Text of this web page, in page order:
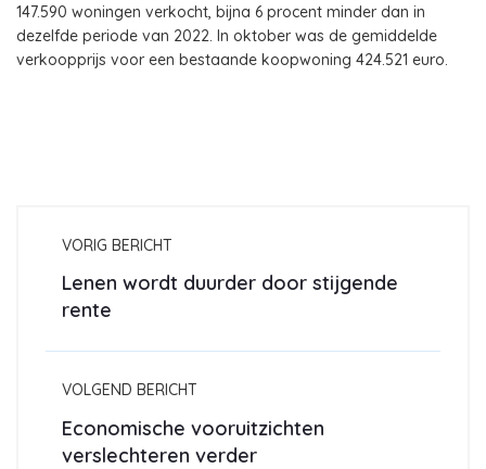
147.590 woningen verkocht, bijna 6 procent minder dan in
dezelfde periode van 2022. In oktober was de gemiddelde
verkoopprijs voor een bestaande koopwoning 424.521 euro.
VORIG BERICHT
Lenen wordt duurder door stijgende
rente
VOLGEND BERICHT
Economische vooruitzichten
verslechteren verder